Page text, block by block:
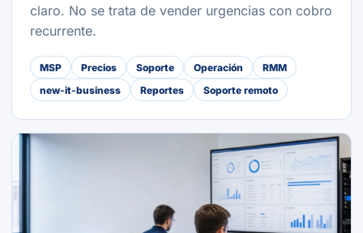
claro. No se trata de vender urgencias con cobro
recurrente.
MSP Precios Soporte Operación
RMM
new-it-business
Reportes Soporte remoto